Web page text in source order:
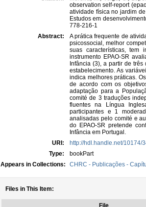
observation self-report
atividade física no jardim
Estudos em
778-216-1
Abstract:
A prática frequente de
psicossocial, melhor
suas características,
instrumento EPAO-SR
Infância (3), a partir de
estabelecimento. As
indica melhores práticas.
de acordo com os
adaptação para a
comité de 3 traduções
fluentes na Língua
participantes e 1
analisadas pelo comité e
do EPAO-SR pretende
Infância em Portugal.
URI:
http://hdl.handle.net/10174/
Type:
bookPart
Appears in Collections:
CHRC - Publicações -
Files in This Item:
File